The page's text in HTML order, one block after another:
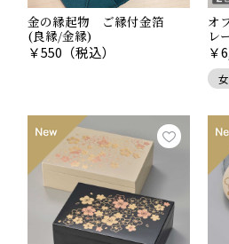
Point.04
日本中で愛される
山でしょう。日本一高い山であ
たりとした裾野を持った末広が
です。一富士二鷹三茄子、など
山は日本最大の縁起物ということ
一では、美しくかつ幸福への願
て、多くの富士山のアイテムを
金の縁起物 ご縁付金箔
(良縁/金縁)
￥550 （税込）
オ
レ
￥